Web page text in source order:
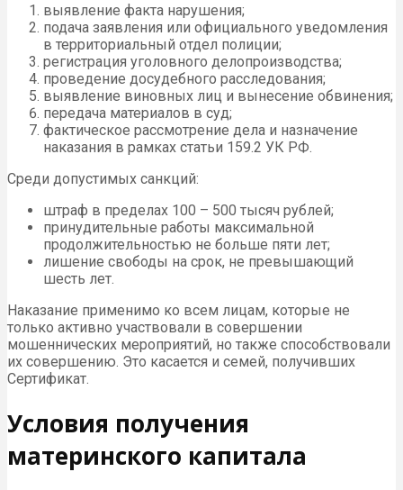
выявление факта нарушения;
подача заявления или официального уведомления
в территориальный отдел полиции;
регистрация уголовного делопроизводства;
проведение досудебного расследования;
выявление виновных лиц и вынесение обвинения;
передача материалов в суд;
фактическое рассмотрение дела и назначение
наказания в рамках статьи 159.2 УК РФ.
Среди допустимых санкций:
штраф в пределах 100 – 500 тысяч рублей;
принудительные работы максимальной
продолжительностью не больше пяти лет;
лишение свободы на срок, не превышающий
шесть лет.
Наказание применимо ко всем лицам, которые не
только активно участвовали в совершении
мошеннических мероприятий, но также способствовали
их совершению. Это касается и семей, получивших
Сертификат.
Условия получения
материнского капитала